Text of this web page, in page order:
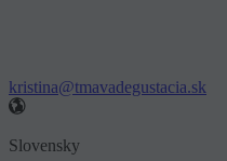
kristina@tmavadegustacia.sk
Slovensky